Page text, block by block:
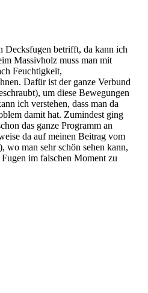
Decksfugen betrifft, da kann ich
Massivholz muss man mit
Feuchtigkeit,
Dafür ist der ganze Verbund
um diese Bewegungen
ich verstehen, dass man da
damit hat. Zumindest ging
das ganze Programm an
da auf meinen Beitrag vom
man sehr schön sehen kann,
im falschen Moment zu